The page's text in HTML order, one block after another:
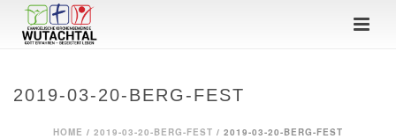
2019-03-20-BERG-FEST
HOME / 2019-03-20-BERG-FEST / 2019-03-20-BERG-FEST